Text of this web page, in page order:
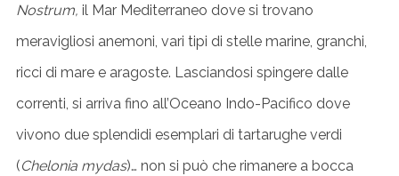
Nostrum, il Mar Mediterraneo dove si trovano
meravigliosi anemoni, vari tipi di stelle marine, granchi,
ricci di mare e aragoste. Lasciandosi spingere dalle
correnti, si arriva fino all’Oceano Indo-Pacifico dove
vivono due splendidi esemplari di tartarughe verdi
(Chelonia mydas)… non si può che rimanere a bocca